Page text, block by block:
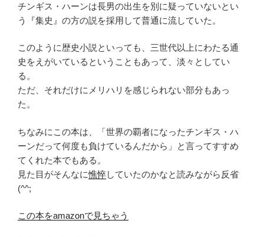
チンギス・ハーンは長男の出生を別に疑っていないとい
う『集史』の方の説を採用して普通に流していた。
このように歴史小説といっても、三世代以上にわたる通
史をえがいているということもあって、淡々としてい
る。
ただ、それだけにメリハリを感じられない部分もあっ
た。
ちなみにこの本は、「世界の覇者になったチンギス・ハ
ーンだって何度も負けているんだから」と言ってすすめ
てくれた本でもある。
見た目がそんなに憔悴していたのかなと読みながら反省
(^^;
この本をamazonで見ちゃう